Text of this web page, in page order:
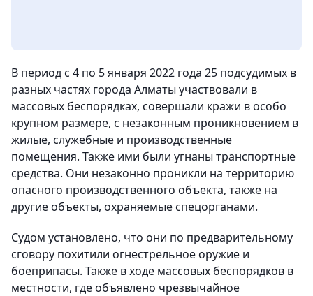
В период с 4 по 5 января 2022 года 25 подсудимых в
разных частях города Алматы участвовали в
массовых беспорядках, совершали кражи в особо
крупном размере, с незаконным проникновением в
жилые, служебные и производственные
помещения. Также ими были угнаны транспортные
средства. Они незаконно проникли на территорию
опасного производственного объекта, также на
другие объекты, охраняемые спецорганами.
Судом установлено, что они по предварительному
сговору похитили огнестрельное оружие и
боеприпасы. Также в ходе массовых беспорядков в
местности, где объявлено чрезвычайное